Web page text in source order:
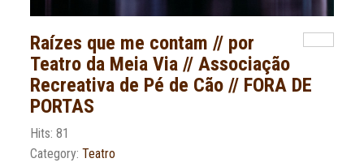
Raízes que me contam // por
Teatro da Meia Via // Associação
Recreativa de Pé de Cão // FORA DE
PORTAS
Hits: 81
Category:Teatro